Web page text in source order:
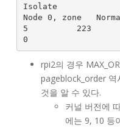
Isolate
Node 0, zone
5          223
0
rpi2의 경우
pageblock_order 역
것을 알 수 있다.
커널 버전에
에는 9, 10 등